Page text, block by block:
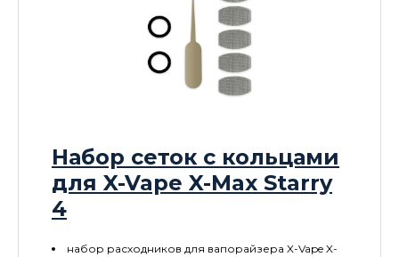
Набор сеток с кольцами
для X-Vape X-Max Starry
4
набор расходников для вапорайзера X-Vape X-